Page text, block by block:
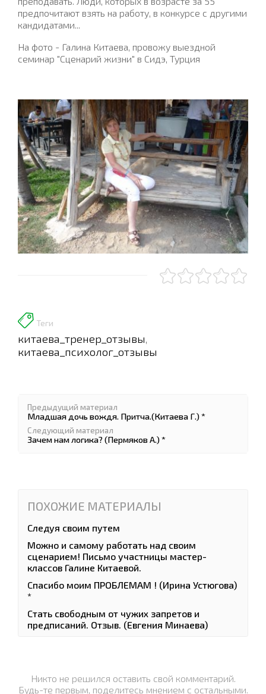
предпочитают взять на работу, в конкурсе с другими
кандидатами...
На фото - Галина Китаева, провожу выездной
семинар "Сценарий жизни" в Сидэ, Турция
Теги
китаева_тренер_отзывы,
китаева_психолог_отзывы
Предыдущий материал
Младшая дочь вождя. Притча.(Китаева Г.) *
Следующий материал
Зачем нам логика? (Пермяков А.) *
ПОХОЖИЕ МАТЕРИАЛЫ
Следуя своим путем
Можно и самому работать над своим
сценарием! Письмо участницы мастер-
классов Галине Китаевой.
Спасибо моим ПРОБЛЕМАМ ! (Ирина Устюгова)
*
Стать свободным от чужих запретов и
предписаний. Отзыв. (Евгения Минаева)
Никто не решился оставить свой комментарий.
Будь-те первым, поделитесь мнением с остальными.